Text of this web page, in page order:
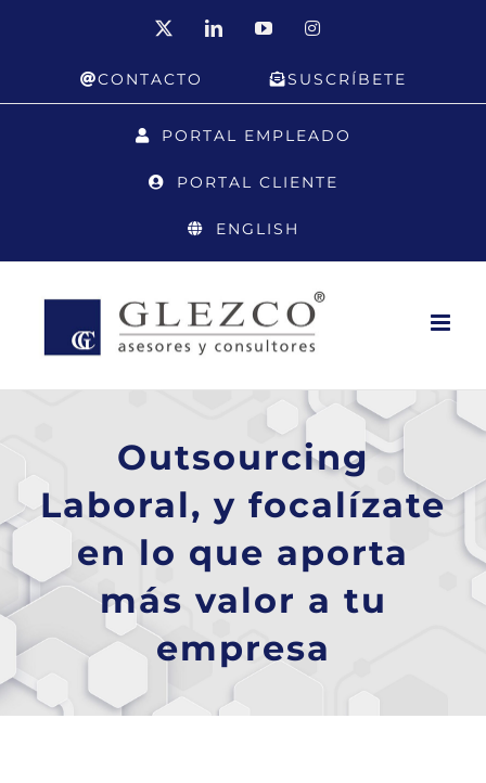
LinkedInYouTubeInstagram
CONTACTO SUSCRÍBETE
PORTAL EMPLEADO
PORTAL CLIENTE
ENGLISH
Outsourcing
Laboral, y focalízate
en lo que aporta
más valor a tu
empresa